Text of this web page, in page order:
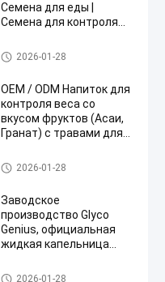
Семена для еды |
Семена для контроля
белком и клетчаткой,
без добавления сахара,
формула
OEM дополнений
2026-01-28
OEM / ODM Напиток для
контроля веса со
вкусом фруктов (Асаи,
Гранат) с травами для
Камбоджийская,
Джимнема Сильвестра)
здорового образа
жизни. Без добавления
сахара, индивидуальная
формула
OEM дополнений
2026-01-28
Заводское
производство Glyco
Genius, официальная
жидкая капельница
превосходная смесь
OEM дополнений
2026-01-28